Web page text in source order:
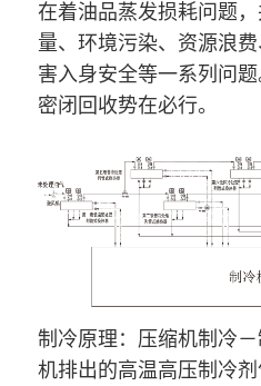
在着油品蒸发损耗问题
量、环境污染、资源浪
害入身安全等一系列问
密闭回收势在必行。
制冷原理 ：压缩机制冷
机排出的高温高压制冷